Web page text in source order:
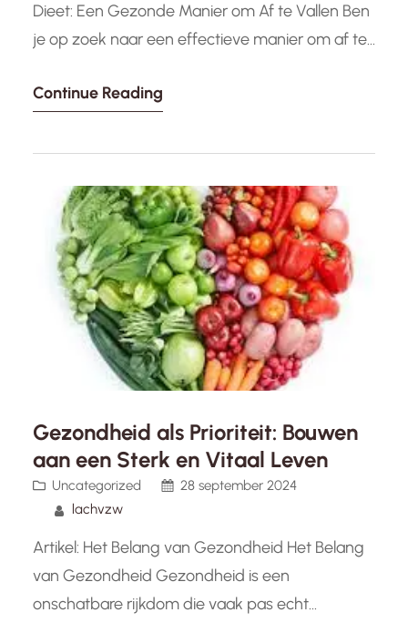
Dieet: Een Gezonde Manier om Af te Vallen Ben
je op zoek naar een effectieve manier om af te
beste shake dieet kan een goede optie zijn voor
ingrediënten en regelmatige lichaamsbeweging
Continue Reading
Gezondheid als Prioriteit: Bouwen
aan een Sterk en Vitaal Leven
Uncategorized
28 september 2024
lachvzw
Artikel: Het Belang van Gezondheid Het Belang
van Gezondheid Gezondheid is een
onschatbare rijkdom die vaak pas echt